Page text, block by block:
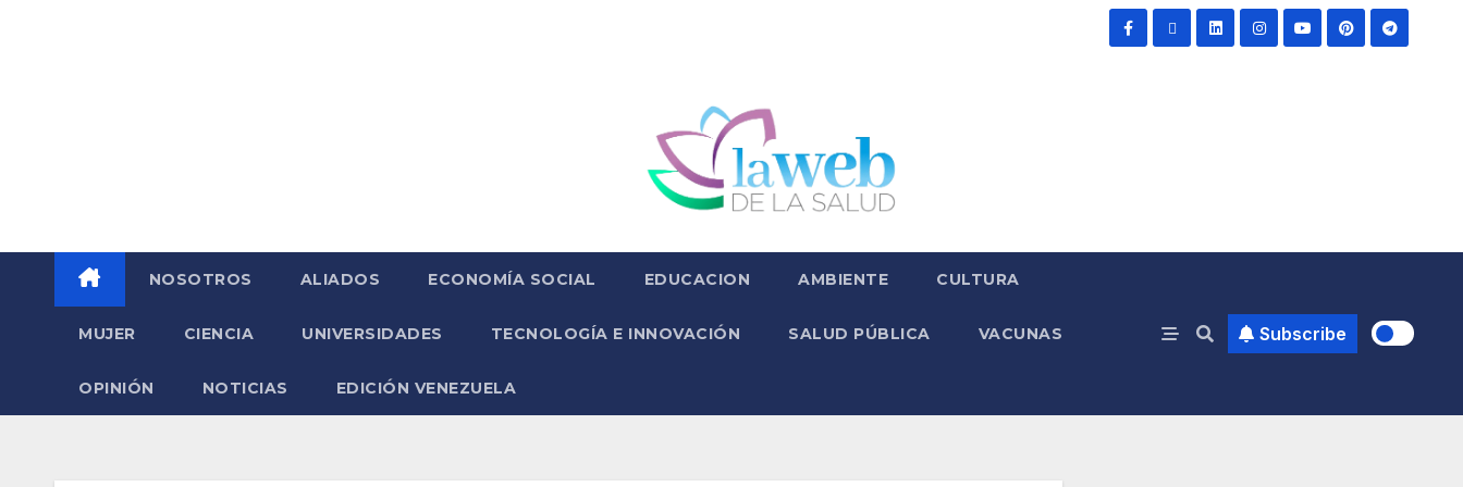
NOSOTROS ALIADOS ECONOMÍA SOCIAL EDUCACION AMBIENTE CULTURA
MUJER CIENCIA UNIVERSIDADES TECNOLOGÍA E INNOVACIÓN SALUD PÚBLICA VACUNAS
OPINIÓN NOTICIAS EDICIÓN VENEZUELA
Subscribe